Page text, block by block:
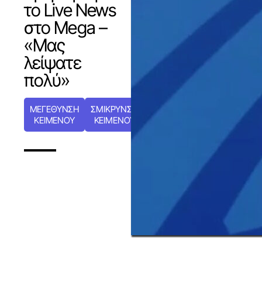
το Live News
στο Mega –
«Μας
λείψατε
πολύ»
ΜΕΓΕΘΥΝΣΗ
ΚΕΙΜΕΝΟΥ
ΣΜΙΚΡΥΝΣΗ
ΚΕΙΜΕΝΟΥ